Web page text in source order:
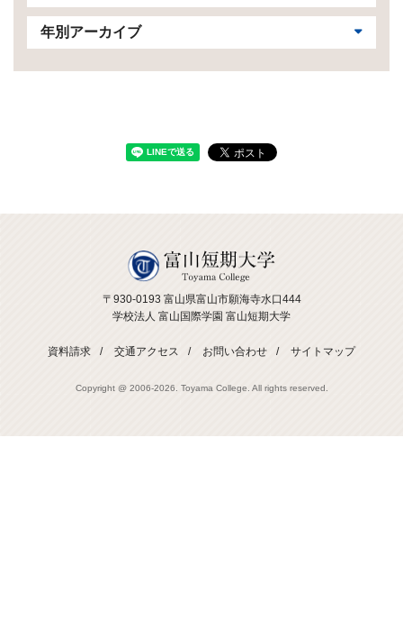
年別アーカイブ
〒930-0193 富山県富山市願海寺水口444
学校法人 富山国際学園 富山短期大学
資料請求 交通アクセス お問い合わせ サイトマップ
Copyright @ 2006-2026. Toyama College. All rights reserved.